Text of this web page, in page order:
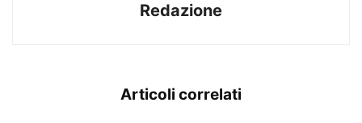
Redazione
Articoli correlati